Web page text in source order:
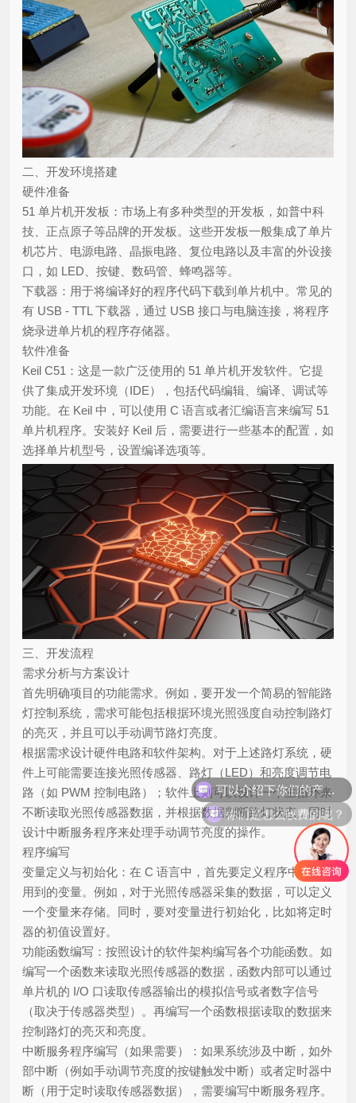
二、开发环境搭建
硬件准备
51 单片机开发板：市场上有多种类型的开发板，如普中科
技、正点原子等品牌的开发板。这些开发板一般集成了单片
机芯片、电源电路、晶振电路、复位电路以及丰富的外设接
口，如 LED、按键、数码管、蜂鸣器等。
下载器：用于将编译好的程序代码下载到单片机中。常见的
有 USB - TTL 下载器，通过 USB 接口与电脑连接，将程序
烧录进单片机的程序存储器。
软件准备
Keil C51：这是一款广泛使用的 51 单片机开发软件。它提
供了集成开发环境（IDE），包括代码编辑、编译、调试等
功能。在 Keil 中，可以使用 C 语言或者汇编语言来编写 51
单片机程序。安装好 Keil 后，需要进行一些基本的配置，如
选择单片机型号，设置编译选项等。
三、开发流程
需求分析与方案设计
首先明确项目的功能需求。例如，要开发一个简易的智能路
灯控制系统，需求可能包括根据环境光照强度自动控制路灯
的亮灭，并且可以手动调节路灯亮度。
根据需求设计硬件电路和软件架构。对于上述路灯系统，硬
件上可能需要连接光照传感器、路灯（LED）和亮度调节电
路（如 PWM 控制电路）；软件上则可以设计一个主循环来
不断读取光照传感器数据，并根据数据判断路灯状态，同时
设计中断服务程序来处理手动调节亮度的操作。
程序编写
变量定义与初始化：在 C 语言中，首先要定义程序中需要
用到的变量。例如，对于光照传感器采集的数据，可以定义
一个变量来存储。同时，要对变量进行初始化，比如将定时
器的初值设置好。
功能函数编写：按照设计的软件架构编写各个功能函数。如
编写一个函数来读取光照传感器的数据，函数内部可以通过
单片机的 I/O 口读取传感器输出的模拟信号或者数字信号
（取决于传感器类型）。再编写一个函数根据读取的数据来
控制路灯的亮灭和亮度。
中断服务程序编写（如果需要）：如果系统涉及中断，如外
部中断（例如手动调节亮度的按键触发中断）或者定时器中
断（用于定时读取传感器数据），需要编写中断服务程序。
可以介绍下你们的产品么？
你们是怎么收费的呢？